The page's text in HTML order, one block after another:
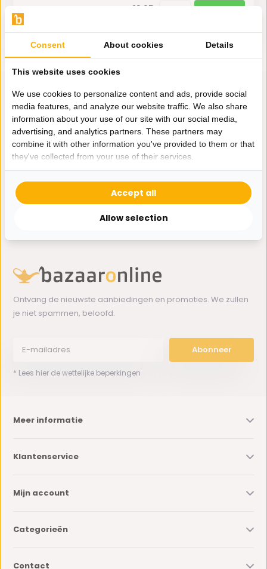
19,95
Hulp nodig?
Wij zitten voor je klaar.
Whatsapp ons
klantenservice@bazaaronline.nl
Ontvang de nieuwste aanbiedingen en promoties. We zullen
je niet spammen, beloofd.
Abonneer
* Lees hier de wettelijke beperkingen
Meer informatie
Klantenservice
Mijn account
Categorieën
Contact
Consent About cookies Details
This website uses cookies
We use cookies to personalize content and ads, provide social
media features, and analyze our website traffic. We also share
information about your use of our site with our social media,
advertising, and analytics partners. These partners may
combine it with other information you've provided to them or that
they've collected from your use of their services.
Allow selection
Accept all